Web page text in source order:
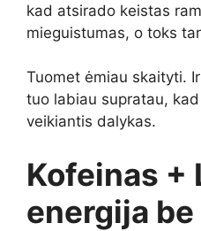
kad atsirado keistas
mieguistumas, o toks
Tuomet ėmiau skaityti.
tuo labiau supratau,
veikiantis dalykas.
Kofeinas +
energija